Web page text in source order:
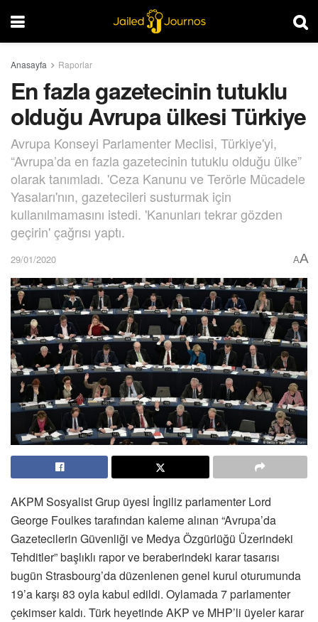
Anasayfa Raporlar
En fazla gazetecinin tutuklu
olduğu Avrupa ülkesi Türkiye
Avrupa Konseyi Parlamenter Meclisi, Türkiye'yi,
“Avrupa’da en fazla gazetecinin tutuklu olduğu ülke”
olarak tanımladı. 'Ceza Kanunu ve Terörle Mücadele
Yasaları'nın, gazetecileri susturmak için
kullanılmamasını istedi. 'Kanunları tekrar gözden
geçirin' çağrısı yaptı.
29/01/2020 AA
AKPM Sosyalist Grup üyesi İngiliz parlamenter Lord
George Foulkes tarafından kaleme alınan “Avrupa’da
Gazetecilerin Güvenliği ve Medya Özgürlüğü Üzerindeki
Tehditler” başlıklı rapor ve beraberindeki karar tasarısı
bugün Strasbourg’da düzenlenen genel kurul oturumunda
19’a karşı 83 oyla kabul edildi. Oylamada 7 parlamenter
çekimser kaldı. Türk heyetinde AKP ve MHP’li üyeler karar